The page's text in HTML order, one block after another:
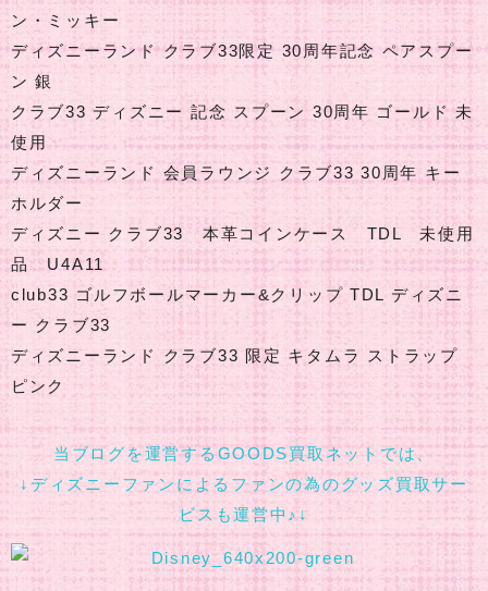
ン・ミッキー
ディズニーランド クラブ33限定 30周年記念 ペアスプー
ン 銀
クラブ33 ディズニー 記念 スプーン 30周年 ゴールド 未
使用
ディズニーランド 会員ラウンジ クラブ33 30周年 キー
ホルダー
ディズニー クラブ33 本革コインケース TDL 未使用
品 U4A11
club33 ゴルフボールマーカー&クリップ TDL ディズニ
ー クラブ33
ディズニーランド クラブ33 限定 キタムラ ストラップ
ピンク
当ブログを運営するGOODS買取ネットでは、
↓ディズニーファンによるファンの為のグッズ買取サー
ビスも運営中♪↓